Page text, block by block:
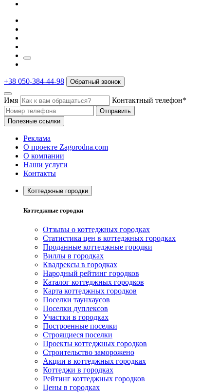
+38 050-384-44-98 Обратный звонок
Имя Контактный телефон*
Отправить
Полезные ссылки
Реклама
О проекте Zagorodna.com
О компании
Наши услуги
Контакты
Коттеджные городки
Коттеджные городки
Отзывы о коттеджных городках
Статистика цен в коттеджных городках
Проданные коттеджные городки
Виллы в городках
Квадрексы в городках
Народный рейтинг городков
Каталог коттеджных городков
Карта коттеджных городков
Поселки таунхаусов
Поселки дуплексов
Участки в городках
Построенные поселки
Строящиеся поселки
Проекты коттеджных городков
Строительство заморожено
Акции в коттеджных городках
Коттеджи в городках
Рейтинг коттеджных городков
Цены в городках